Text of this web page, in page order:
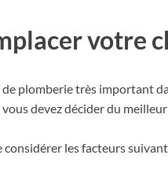
votre
plomberie très important
devez décider du
les facteurs